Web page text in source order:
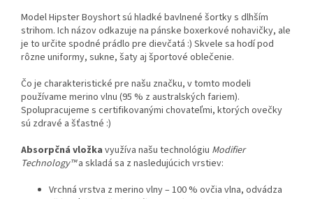
Model Hipster Boyshort sú hladké bavlnené šortky s dlhším
strihom. Ich názov odkazuje na pánske boxerkové nohavičky, ale
je to určite spodné prádlo pre dievčatá :) Skvele sa hodí pod
rôzne uniformy, sukne, šaty aj športové oblečenie.
Čo je charakteristické pre našu značku, v tomto modeli
používame merino vlnu (95 % z australských fariem).
Spolupracujeme s certifikovanými chovateľmi, ktorých ovečky
sú zdravé a šťastné :)
Absorpčná vložka využíva našu technológiu Modifier
Technology™a skladá sa z nasledujúcich vrstiev:
Vrchná vrstva z merino vlny – 100 % ovčia vlna, odvádza